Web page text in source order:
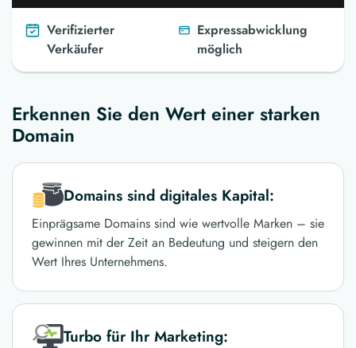
Verifizierter
Verkäufer
Expressabwicklung
möglich
Erkennen Sie den Wert einer starken
Domain
Domains sind digitales Kapital:
Einprägsame Domains sind wie wertvolle Marken – sie
gewinnen mit der Zeit an Bedeutung und steigern den
Wert Ihres Unternehmens.
Turbo für Ihr Marketing: